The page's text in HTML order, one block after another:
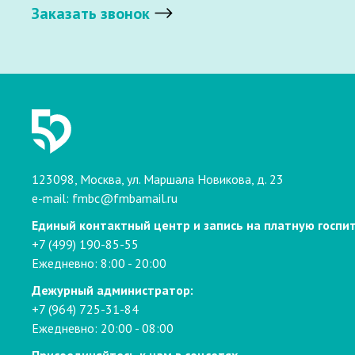
Заказать звонок
123098, Москва, ул. Маршала Новикова, д. 23
e-mail: fmbc@fmbamail.ru
Единый контактный центр и запись на платную
+7 (499) 190-85-55
Ежедневно: 8:00 - 20:00
Дежурный администратор:
+7 (964) 725-31-84
Ежедневно: 20:00 - 08:00